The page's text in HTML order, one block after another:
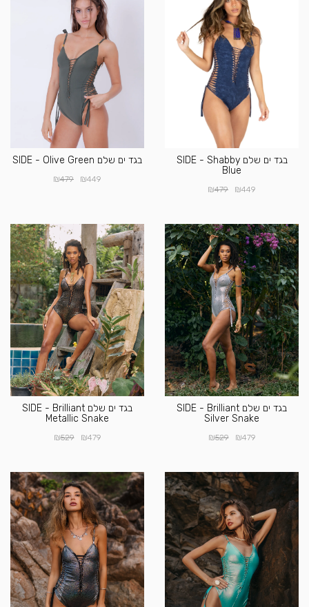
בגד ים שלם SIDE - Shabby
Blue
₪449
₪479
בגד ים שלם SIDE - Olive Green
₪449
₪479
בגד ים שלם SIDE - Brilliant
Silver Snake
₪479
₪529
בגד ים שלם SIDE - Brilliant
Metallic Snake
₪479
₪529